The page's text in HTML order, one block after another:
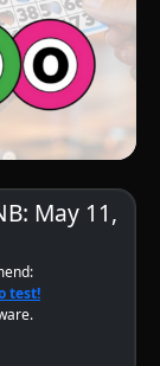
May 11,
test!